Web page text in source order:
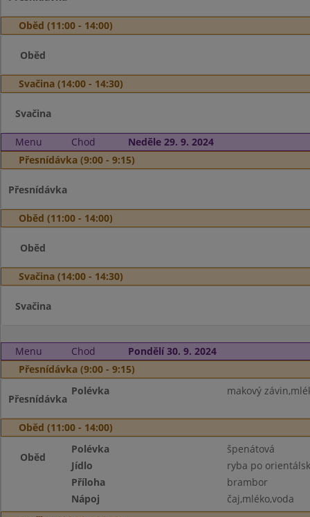
Oběd (11:00 - 14:00)
Oběd
Svačina (14:00 - 14:30)
Svačina
Menu Chod
Neděle 29. 9. 2024
Přesnídávka (9:00 - 9:15)
Přesnídávka
Oběd (11:00 - 14:00)
Oběd
Svačina (14:00 - 14:30)
Svačina
Menu Chod
Pondělí 30. 9. 2024
Přesnídávka (9:00 - 9:15)
Přesnídávka
Polévka makový
Oběd (11:00 - 14:00)
Oběd
Polévka
špenátová
Jídlo
ryba po
Příloha
brambor
Nápoj
čaj,mléko,voda